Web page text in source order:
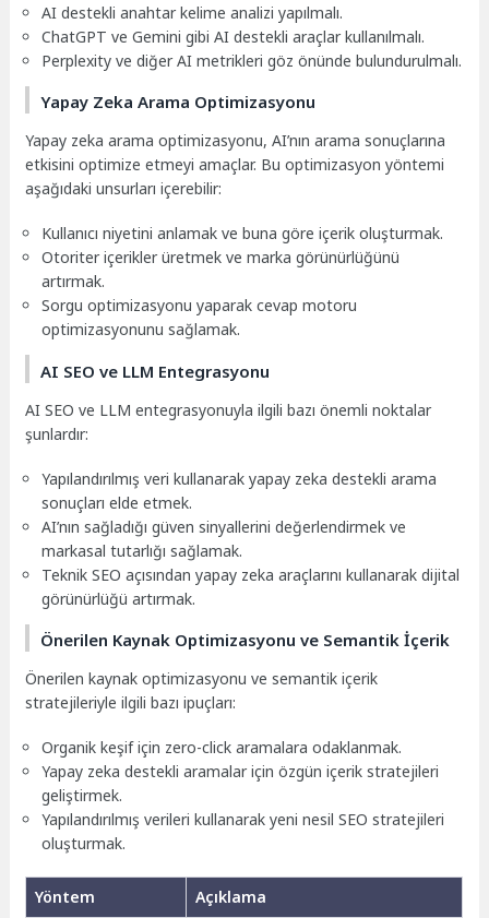
AI destekli anahtar kelime analizi yapılmalı.
ChatGPT ve Gemini gibi AI destekli araçlar kullanılmalı.
Perplexity ve diğer AI metrikleri göz önünde bulundurulmalı.
Yapay Zeka Arama Optimizasyonu
Yapay zeka arama optimizasyonu, AI’nın arama sonuçlarına
etkisini optimize etmeyi amaçlar. Bu optimizasyon yöntemi
aşağıdaki unsurları içerebilir:
Kullanıcı niyetini anlamak ve buna göre içerik oluşturmak.
Otoriter içerikler üretmek ve marka görünürlüğünü
artırmak.
Sorgu optimizasyonu yaparak cevap motoru
optimizasyonunu sağlamak.
AI SEO ve LLM Entegrasyonu
AI SEO ve LLM entegrasyonuyla ilgili bazı önemli noktalar
şunlardır:
Yapılandırılmış veri kullanarak yapay zeka destekli arama
sonuçları elde etmek.
AI’nın sağladığı güven sinyallerini değerlendirmek ve
markasal tutarlığı sağlamak.
Teknik SEO açısından yapay zeka araçlarını kullanarak dijital
görünürlüğü artırmak.
Önerilen Kaynak Optimizasyonu ve Semantik İçerik
Önerilen kaynak optimizasyonu ve semantik içerik
stratejileriyle ilgili bazı ipuçları:
Organik keşif için zero-click aramalara odaklanmak.
Yapay zeka destekli aramalar için özgün içerik stratejileri
geliştirmek.
Yapılandırılmış verileri kullanarak yeni nesil SEO stratejileri
oluşturmak.
Yöntem
Açıklama